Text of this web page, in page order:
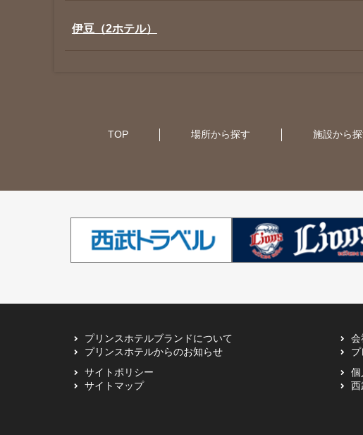
伊豆（2ホテル）
シンガポール（1ホテル）
インド（2ホテル）
TOP 場所から探す 施設から
プリンスホテルブランドについて 会
プリンスホテルからのお知らせ
サイトポリシー
個
サイトマップ
西